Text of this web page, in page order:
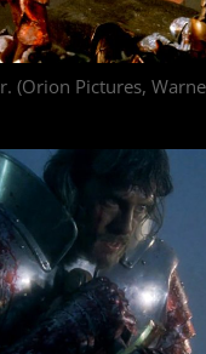
(Orion Pictures,